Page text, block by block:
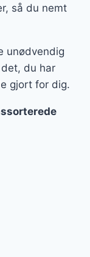
så du nemt
unødvendig
du har
gjort for dig.